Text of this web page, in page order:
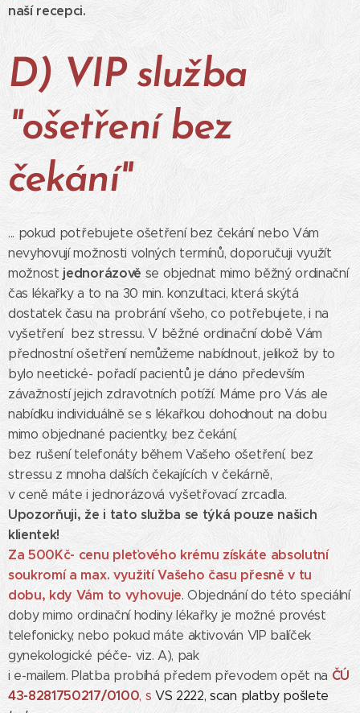
naší recepci.
D)VIP služba
"ošetření bez
čekání"
... pokud potřebujete ošetření bez čekání nebo Vám
nevyhovují možnosti volných termínů, doporučuji využít
možnost jednorázově se objednat mimo běžný ordinační
čas lékařky a to na 30 min. konzultaci, která skýtá
dostatek času na probrání všeho, co potřebujete, i na
vyšetření bez stressu. V běžné ordinační době Vám
přednostní ošetření nemůžeme nabídnout, jelikož by to
bylo neetické- pořadí pacientů je dáno především
závažností jejich zdravotních potíží. Máme pro Vás ale
nabídku individuálně se s lékařkou dohodnout na dobu
mimo objednané pacientky, bez čekání,
bez rušení telefonáty během Vašeho ošetření, bez
stressu z mnoha dalších čekajících v čekárně,
v ceně máte i jednorázová vyšetřovací zrcadla.
Upozorňuji, že i tato služba se týká pouze našich
klientek!
Za 500Kč- cenu pleťového krému získáte absolutní
soukromí a max. využití Vašeho času přesně v tu
dobu, kdy Vám to vyhovuje. Objednání do této speciální
doby mimo ordinační hodiny lékařky je možné provést
telefonicky, nebo pokud máte aktivován VIP balíček
gynekologické péče- viz. A), pak
i e-mailem. Platba probíhá předem převodem opět na ČÚ
43-8281750217/0100, s VS 2222, scan platby pošlete